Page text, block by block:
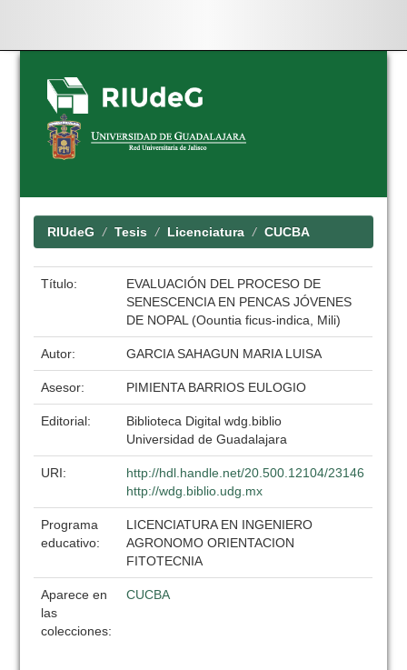
Skip
navigation
RIUdeG Tesis Licenciatura CUCBA
Título:
EVALUACIÓN DEL PROCESO DE
SENESCENCIA EN PENCAS JÓVENES
DE NOPAL (Oountia ficus-indica, Mili)
Autor: GARCIA SAHAGUN MARIA LUISA
Asesor: PIMIENTA BARRIOS EULOGIO
Editorial:
Biblioteca Digital wdg.biblio
Universidad de Guadalajara
URI:
http://hdl.handle.net/20.500.12104/23146
http://wdg.biblio.udg.mx
Programa
educativo:
LICENCIATURA EN INGENIERO
AGRONOMO ORIENTACION
FITOTECNIA
Aparece en
las
colecciones:
CUCBA